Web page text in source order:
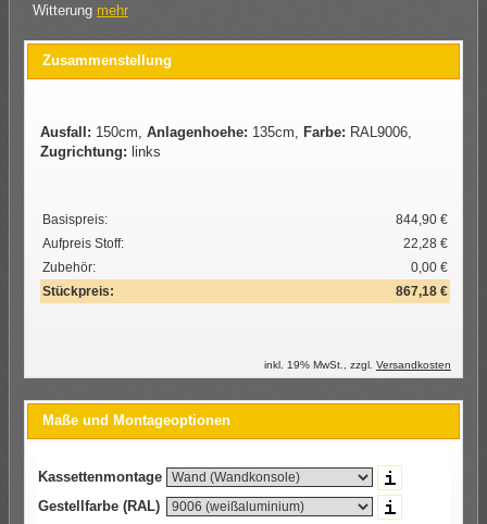
Witterung mehr
Zusammenstellung
Ausfall: 150cm,Anlagenhoehe: 135cm, Farbe: RAL9006,
Zugrichtung: links
Basispreis:
844,90 €
Aufpreis Stoff:
22,28 €
Zubehör:
0,00 €
Stückpreis:
867,18 €
inkl. 19% MwSt., zzgl. Versandkosten
Maße und Montageoptionen
Kassettenmontage
Gestellfarbe (RAL)